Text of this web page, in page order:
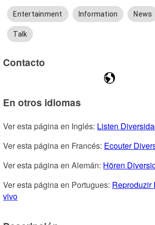
Entertainment Information News
Talk
Contacto
En otros idiomas
Ver esta página en Inglés: Listen
Ver esta página en Francés: Ecouter
Ver esta página en Alemán: Hören
Ver esta página en Portugues: Reproduzir
vivo